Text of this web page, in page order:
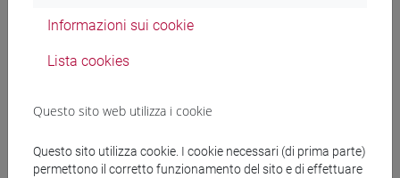
[SECS-P/08]
Informazioni sui cookie
Lista cookies
Questo sito web utilizza i cookie
Questo sito utilizza cookie. I cookie necessari (di prima parte)
permettono il corretto funzionamento del sito e di effettuare